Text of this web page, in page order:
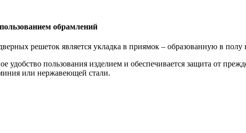
обрамлений
решеток является укладка в приямок – образованную в
удобство пользования изделием и обеспечивается защита от
или нержавеющей стали.